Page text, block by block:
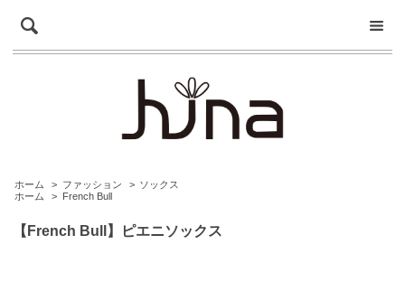
ホーム > ファッション > ソックス
ホーム
> French Bull
【French Bull】ピエニソックス